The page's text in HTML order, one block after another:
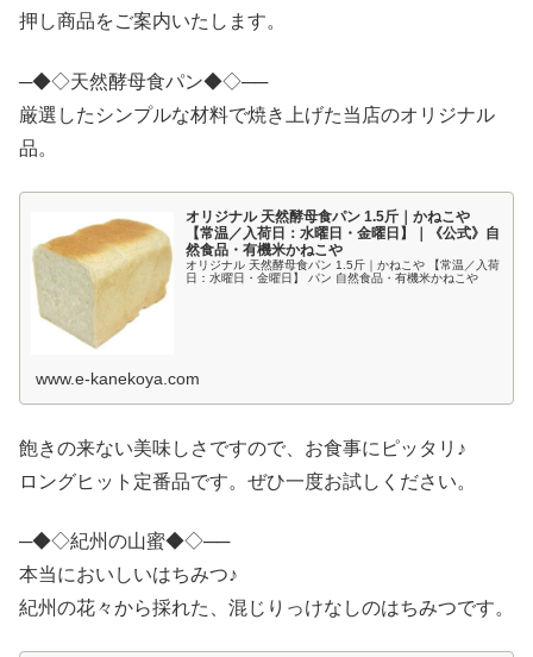
押し商品をご案内いたします。
─◆◇天然酵母食パン◆◇──
厳選したシンプルな材料で焼き上げた当店のオリジナル
品。
オリジナル 天然酵母食パン 1.5斤｜かねこや
【常温／入荷日：水曜日・金曜日】｜《公式》自
然食品・有機米かねこや
オリジナル 天然酵母食パン 1.5斤｜かねこや 【常温／入荷
日：水曜日・金曜日】 パン 自然食品・有機米かねこや
www.e-kanekoya.com
飽きの来ない美味しさですので、お食事にピッタリ♪
ロングヒット定番品です。ぜひ一度お試しください。
─◆◇紀州の山蜜◆◇──
本当においしいはちみつ♪
紀州の花々から採れた、混じりっけなしのはちみつです。